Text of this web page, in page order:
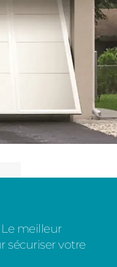
Le meilleur
sécuriser votre